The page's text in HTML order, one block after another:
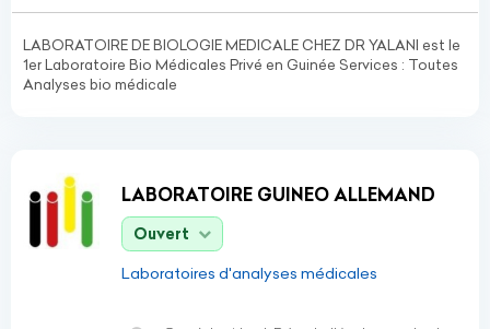
LABORATOIRE DE BIOLOGIE MEDICALE CHEZ DR YALANI est le
1er Laboratoire Bio Médicales Privé en Guinée Services : Toutes
Analyses bio médicale
LABORATOIRE GUINEO ALLEMAND
Ouvert
Laboratoires d'analyses médicales